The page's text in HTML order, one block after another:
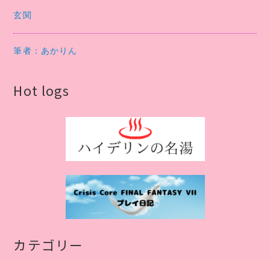
玄関
筆者：あかりん
Hot logs
カテゴリー